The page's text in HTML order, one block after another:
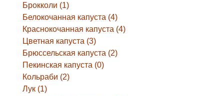
Брокколи (1)
Белокочанная капуста (4)
Краснокочанная капуста (4)
Цветная капуста (3)
Брюссельская капуста (2)
Пекинская капуста (0)
Кольраби (2)
Лук (1)